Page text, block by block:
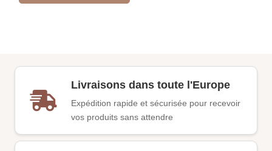
Livraisons dans toute l'Europe
Expédition rapide et sécurisée pour recevoir
vos produits sans attendre